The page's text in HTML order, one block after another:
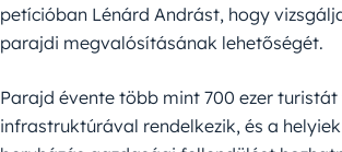
petícióban Lénárd Andrást, hogy
parajdi megvalósításának lehetőségét.
Parajd évente több mint 700 ezer
infrastruktúrával rendelkezik, és a